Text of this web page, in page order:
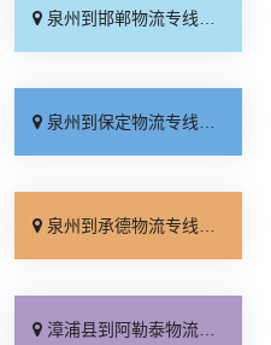
泉州到邯郸物流专线_合理收费「零担配货」
泉州到保定物流专线_快运有保障「一站直达」
泉州到承德物流专线_直达到站「运费多少」
漳浦县到阿勒泰物流专线_托运放心「无需中转」